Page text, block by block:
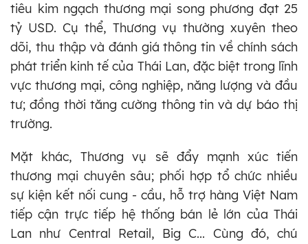
tiêu kim ngạch thương mại song phương đạt 25
tỷ USD. Cụ thể, Thương vụ thường xuyên theo
dõi, thu thập và đánh giá thông tin về chính sách
phát triển kinh tế của Thái Lan, đặc biệt trong lĩnh
vực thương mại, công nghiệp, năng lượng và đầu
tư; đồng thời tăng cường thông tin và dự báo thị
trường.
Mặt khác, Thương vụ sẽ đẩy mạnh xúc tiến
thương mại chuyên sâu; phối hợp tổ chức nhiều
sự kiện kết nối cung - cầu, hỗ trợ hàng Việt Nam
tiếp cận trực tiếp hệ thống bán lẻ lớn của Thái
Lan như Central Retail, Big C... Cùng đó, chú